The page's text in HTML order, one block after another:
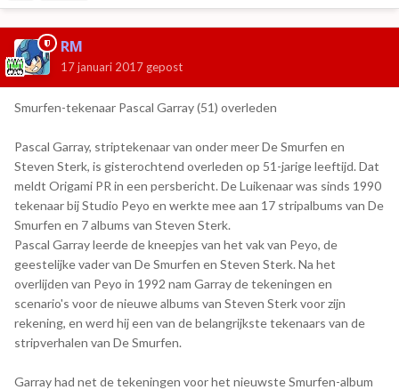
RM
17 januari 2017 gepost
Smurfen-tekenaar Pascal Garray (51) overleden
Pascal Garray, striptekenaar van onder meer De Smurfen en
Steven Sterk, is gisterochtend overleden op 51-jarige leeftijd. Dat
meldt Origami PR in een persbericht. De Luikenaar was sinds 1990
tekenaar bij Studio Peyo en werkte mee aan 17 stripalbums van De
Smurfen en 7 albums van Steven Sterk.
Pascal Garray leerde de kneepjes van het vak van Peyo, de
geestelijke vader van De Smurfen en Steven Sterk. Na het
overlijden van Peyo in 1992 nam Garray de tekeningen en
scenario's voor de nieuwe albums van Steven Sterk voor zijn
rekening, en werd hij een van de belangrijkste tekenaars van de
stripverhalen van De Smurfen.
Garray had net de tekeningen voor het nieuwste Smurfen-album